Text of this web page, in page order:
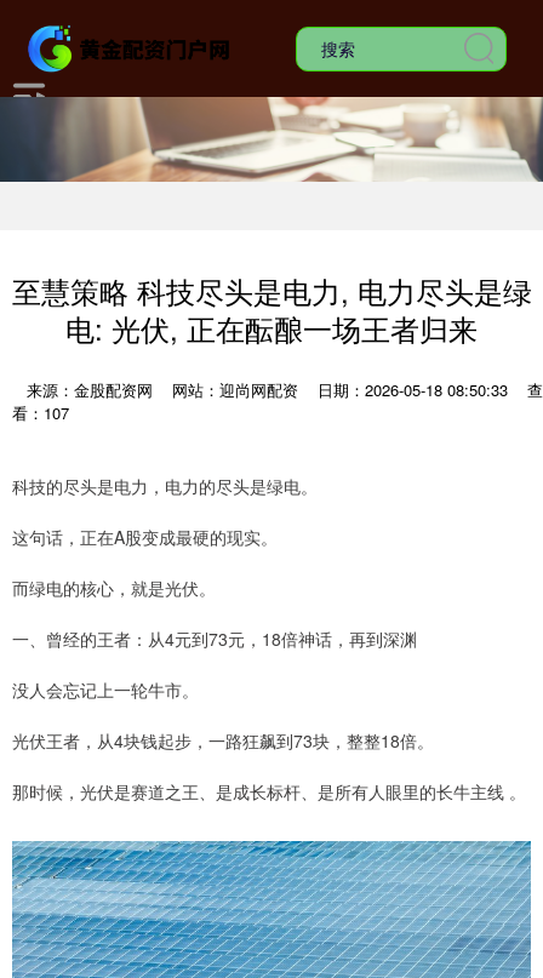
至慧策略 科技尽头是电力, 电力尽头是绿
电: 光伏, 正在酝酿一场王者归来
来源：金股配资网 网站：迎尚网配资 日期：2026-05-18 08:50:33
查
看：107
科技的尽头是电力，电力的尽头是绿电。
这句话，正在A股变成最硬的现实。
而绿电的核心，就是光伏。
一、曾经的王者：从4元到73元，18倍神话，再到深渊
没人会忘记上一轮牛市。
光伏王者，从4块钱起步，一路狂飙到73块，整整18倍。
那时候，光伏是赛道之王、是成长标杆、是所有人眼里的长牛主线 。